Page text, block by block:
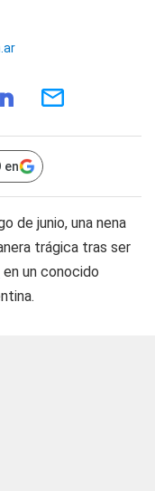
en
de junio, una nena
trágica tras ser
en un conocido